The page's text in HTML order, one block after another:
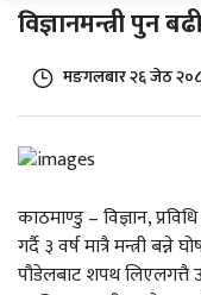
विज्ञानमन्त्री पुन
मङगलबार २६ जेठ
काठमाण्डु – विज्ञान,
गर्दै ३ वर्ष मात्रै मन्त्री बन्ने
पौडेलबाट शपथ लिएलगत्तै